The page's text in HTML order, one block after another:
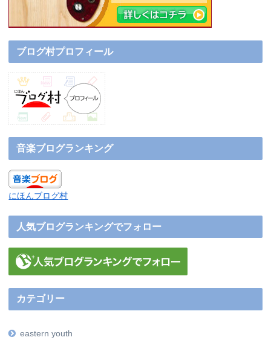
ブログ村プロフィール
音楽ブログランキング
にほんブログ村
人気ブログランキングでフォロー
カテゴリー
eastern youth